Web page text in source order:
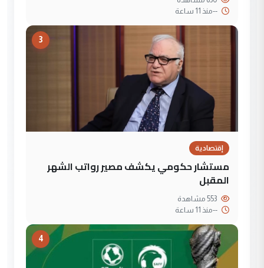
--منذ 11 ساعة
3
إقتصادية
مستشار حكومي يكشف مصير رواتب الشهر
المقبل
--منذ 11 ساعة
4